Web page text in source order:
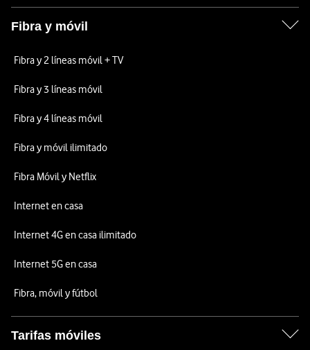
Fibra y móvil
Fibra y 2 líneas móvil + TV
Fibra y 3 líneas móvil
Fibra y 4 líneas móvil
Fibra y móvil ilimitado
Fibra Móvil y Netflix
Internet en casa
Internet 4G en casa ilimitado
Internet 5G en casa
Fibra, móvil y fútbol
Tarifas móviles